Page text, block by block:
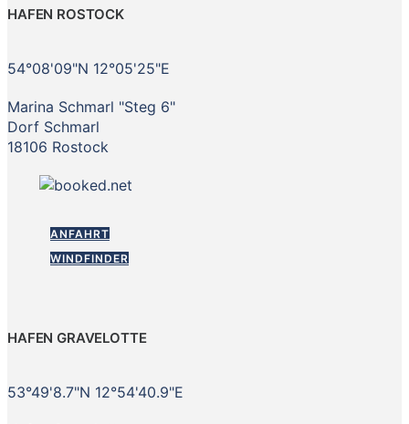
HAFEN ROSTOCK
54°08'09"N 12°05'25"E
Marina Schmarl "Steg 6"
Dorf Schmarl
18106 Rostock
ANFAHRT
WINDFINDER
HAFEN GRAVELOTTE
53°49'8.7"N 12°54'40.9"E